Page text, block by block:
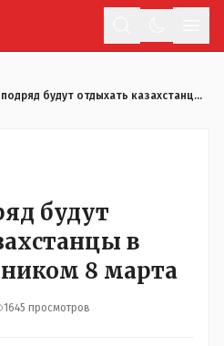
Три дня подряд будут отдыхать казахстанцы в связи с праздником 8 марта
будут
в
8 марта
1645 просмотров